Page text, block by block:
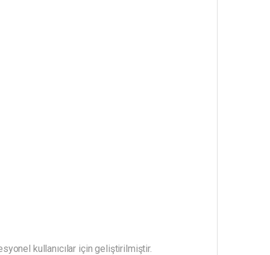
kullanıcılar için geliştirilmiştir.